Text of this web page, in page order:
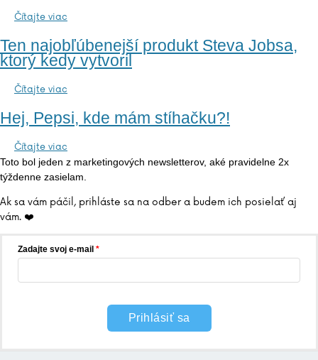
Čítajte viac
Ten najobľúbenejší produkt Steva Jobsa,
ktorý kedy vytvoril
Čítajte viac
Hej, Pepsi, kde mám stíhačku?!
Čítajte viac
Toto bol jeden z marketingových newsletterov, aké pravidelne 2x
týždenne zasielam.
Ak sa vám páčil, prihláste sa na odber a budem ich posielať aj
vám. ❤️
Zadajte svoj e-mail
Prihlásiť sa